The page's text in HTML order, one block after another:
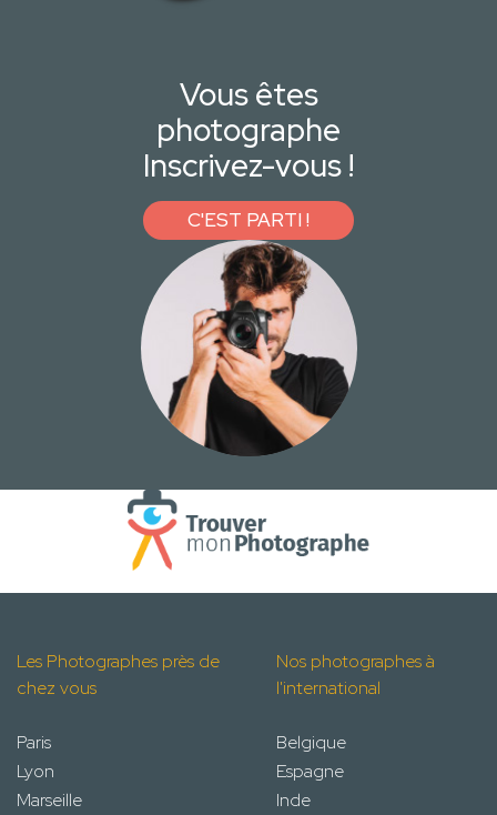
Vous êtes
photographe
Inscrivez-vous !
C'EST PARTI !
Les Photographes près de
chez vous
Paris
Lyon
Marseille
Nos photographes à
l'international
Belgique
Espagne
Inde